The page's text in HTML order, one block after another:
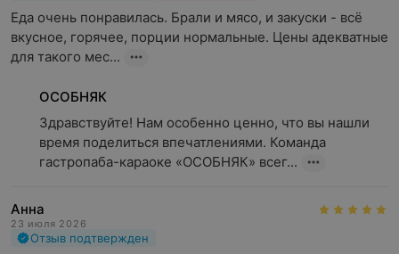
Еда очень понравилась. Брали и мясо, и закуски - всё
вкусное, горячее, порции нормальные. Цены адекватные
для такого мес...
ОСОБНЯК
Здравствуйте! Нам особенно ценно, что вы нашли
время поделиться впечатлениями. Команда
гастропаба-караоке «ОСОБНЯК» всег...
Анна
23 июля 2026
Отзыв подтвержден